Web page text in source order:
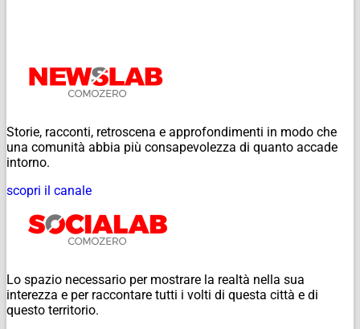
Storie, racconti, retroscena e approfondimenti in modo che
una comunità abbia più consapevolezza di quanto accade
intorno.
scopri il canale
Lo spazio necessario per mostrare la realtà nella sua
interezza e per raccontare tutti i volti di questa città e di
questo territorio.